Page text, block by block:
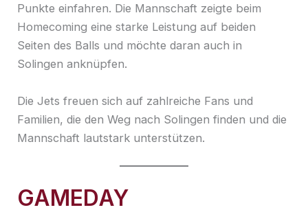
Punkte einfahren. Die Mannschaft zeigte beim
Homecoming eine starke Leistung auf beiden
Seiten des Balls und möchte daran auch in
Solingen anknüpfen.
Die Jets freuen sich auf zahlreiche Fans und
Familien, die den Weg nach Solingen finden und die
Mannschaft lautstark unterstützen.
GAMEDAY